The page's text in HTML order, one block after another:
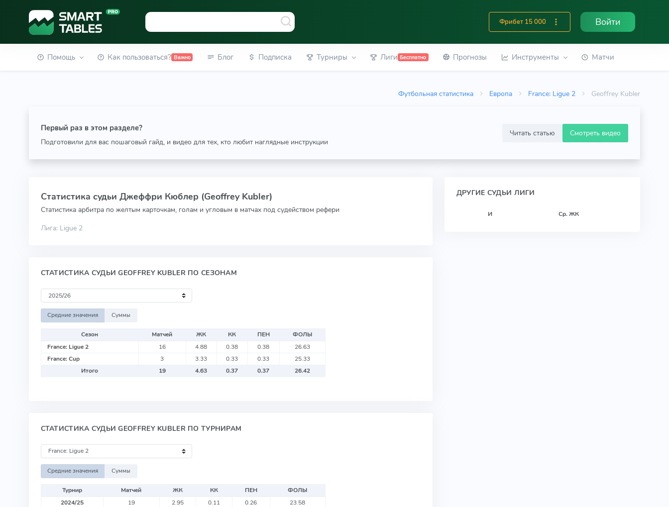
Фрибет 15 000 Войти
Помощь Как пользоваться? Важно Блог Подписка Турниры Лиги Бесплатно Прогнозы Инструменты Матчи
Футбольная статистика Европа France: Ligue 2 Geoffrey Kubler
Первый раз в этом разделе?
Подготовили для вас пошаговый гайд, и видео для тех, кто любит наглядные инструкции
Читать статью Смотреть видео
Статистика судьи Джеффри Кюблер (Geoffrey Kubler)
Статистика арбитра по желтым карточкам, голам и угловым в матчах под судейством рефери
Лига: Ligue 2
СТАТИСТИКА СУДЬИ GEOFFREY KUBLER ПО СЕЗОНАМ
Средние значения Суммы
Сезон Матчей ЖК КК ПЕН
ФОЛЫ
France: Ligue 2
16 4.88 0.38 0.38
26.63
France: Cup
3 3.33 0.33 0.33
25.33
Итого
19 4.63 0.37 0.37 26.42
СТАТИСТИКА СУДЬИ GEOFFREY KUBLER ПО ТУРНИРАМ
Средние значения Суммы
Турнир Матчей ЖК КК ПЕН
ФОЛЫ
2024/25
19 2.95 0.11 0.26
23.58
ДРУГИЕ СУДЬИ ЛИГИ
И Ср. ЖК